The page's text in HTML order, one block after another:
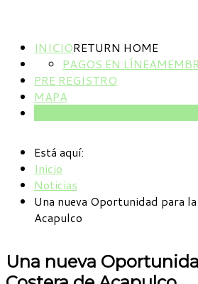
INICIORETURN HOME
PAGOS EN LÍNEA
PRE REGISTRO
MAPA
Está aquí:
Inicio
Noticias
Una nueva Oportunidad para
Acapulco
Una nueva